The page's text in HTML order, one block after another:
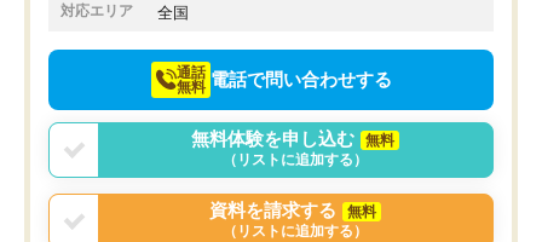
対応エリア 全国
通話
無料 電話で問い合わせする
無料体験を申し込む
無料
（リストに追加する）
資料を請求する
無料
（リストに追加する）